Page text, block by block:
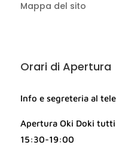
Mappa del sito
Orari di Apertura
Info e segreteria al
Apertura Oki Doki
15:30-19:00